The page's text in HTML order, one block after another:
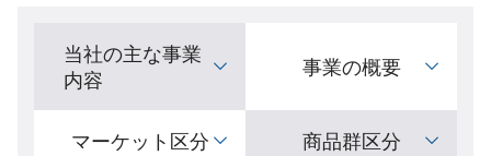
当社の主な事業
内容
事業の概要
マーケット区分 商品群区分